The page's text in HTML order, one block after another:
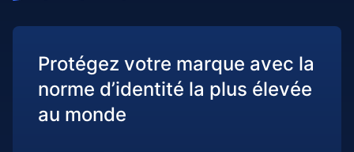
Protégez votre marque avec la
norme d’identité la plus élevée
au monde